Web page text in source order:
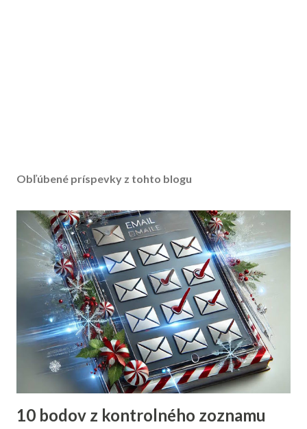
Obľúbené príspevky z tohto blogu
10 bodov z kontrolného zoznamu